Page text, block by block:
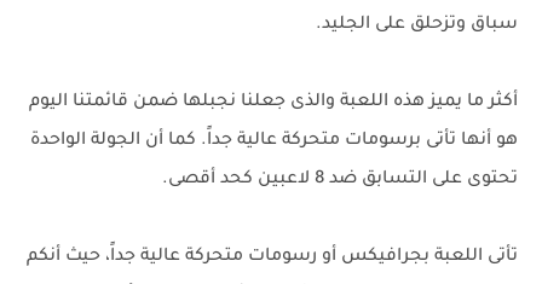
سباق وتزحلق على الجليد.
أكثر ما يميز هذه اللعبة والذى جعلنا نجبلها ضمن قائمتنا اليوم
هو أنها تأتى برسومات متحركة عالية جداً. كما أن الجولة الواحدة
تحتوى على التسابق ضد 8 لاعبين كحد أقصى.
تأتى اللعبة بجرافيكس أو رسومات متحركة عالية جداً، حيث أنكم